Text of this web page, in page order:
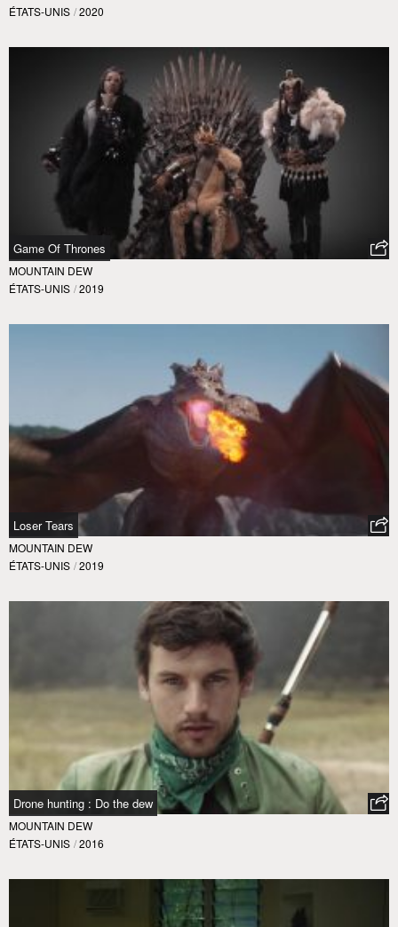
ÉTATS-UNIS / 2020
Game Of Thrones
MOUNTAIN DEW
ÉTATS-UNIS / 2019
Loser Tears
MOUNTAIN DEW
ÉTATS-UNIS / 2019
Drone hunting : Do the dew
MOUNTAIN DEW
ÉTATS-UNIS / 2016